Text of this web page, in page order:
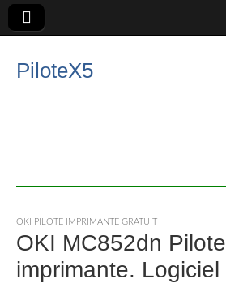
PiloteX5
OKI PILOTE IMPRIMANTE GRATUIT
OKI MC852dn Pilote
imprimante. Logiciel